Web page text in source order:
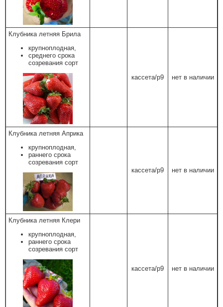
Клубника летняя Брила
крупноплодная,
среднего срока
созревания сорт
кассета/р9
нет в наличии
Клубника летняя Априка
крупноплодная,
раннего срока
созревания сорт
кассета/р9
нет в наличии
Клубника летняя Клери
крупноплодная,
раннего срока
созревания сорт
кассета/р9 нет в наличии